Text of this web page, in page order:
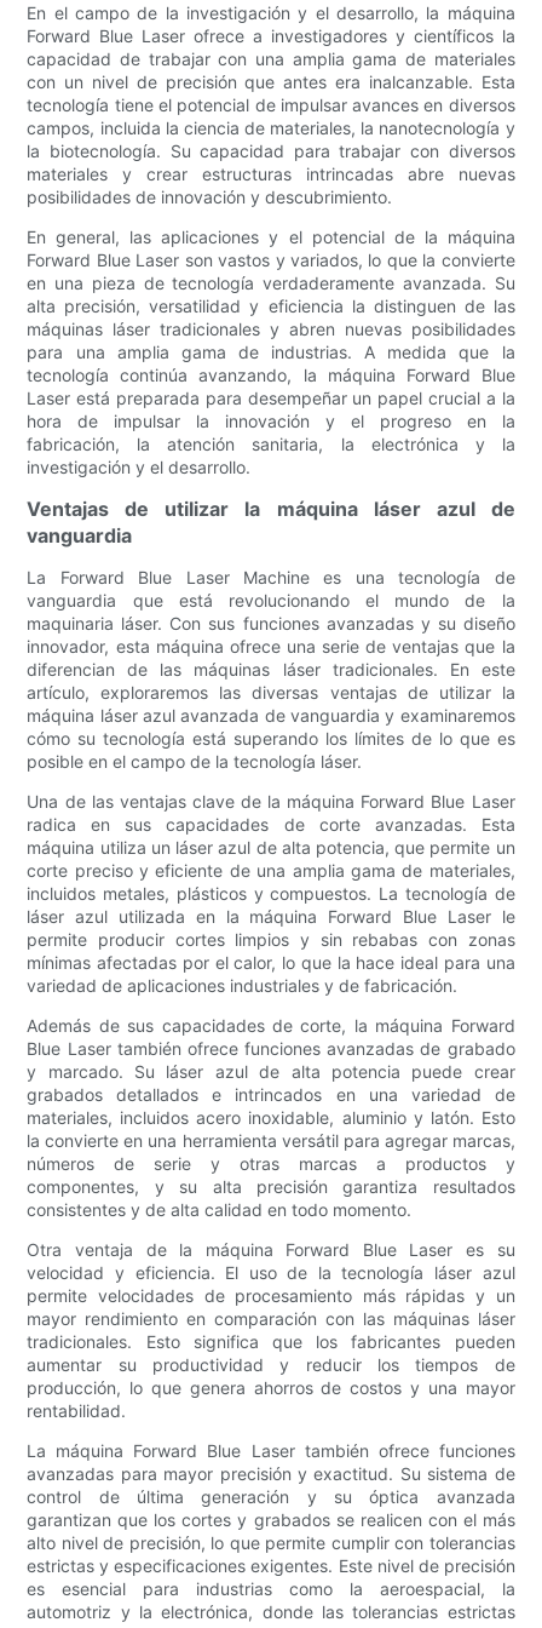
En el campo de la investigación y el desarrollo, la máquina
Forward Blue Laser ofrece a investigadores y científicos la
capacidad de trabajar con una amplia gama de materiales
con un nivel de precisión que antes era inalcanzable. Esta
tecnología tiene el potencial de impulsar avances en diversos
campos, incluida la ciencia de materiales, la nanotecnología y
la biotecnología. Su capacidad para trabajar con diversos
materiales y crear estructuras intrincadas abre nuevas
posibilidades de innovación y descubrimiento.
En general, las aplicaciones y el potencial de la máquina
Forward Blue Laser son vastos y variados, lo que la convierte
en una pieza de tecnología verdaderamente avanzada. Su
alta precisión, versatilidad y eficiencia la distinguen de las
máquinas láser tradicionales y abren nuevas posibilidades
para una amplia gama de industrias. A medida que la
tecnología continúa avanzando, la máquina Forward Blue
Laser está preparada para desempeñar un papel crucial a la
hora de impulsar la innovación y el progreso en la
fabricación, la atención sanitaria, la electrónica y la
investigación y el desarrollo.
Ventajas de utilizar la máquina láser azul de
vanguardia
La Forward Blue Laser Machine es una tecnología de
vanguardia que está revolucionando el mundo de la
maquinaria láser. Con sus funciones avanzadas y su diseño
innovador, esta máquina ofrece una serie de ventajas que la
diferencian de las máquinas láser tradicionales. En este
artículo, exploraremos las diversas ventajas de utilizar la
máquina láser azul avanzada de vanguardia y examinaremos
cómo su tecnología está superando los límites de lo que es
posible en el campo de la tecnología láser.
Una de las ventajas clave de la máquina Forward Blue Laser
radica en sus capacidades de corte avanzadas. Esta
máquina utiliza un láser azul de alta potencia, que permite un
corte preciso y eficiente de una amplia gama de materiales,
incluidos metales, plásticos y compuestos. La tecnología de
láser azul utilizada en la máquina Forward Blue Laser le
permite producir cortes limpios y sin rebabas con zonas
mínimas afectadas por el calor, lo que la hace ideal para una
variedad de aplicaciones industriales y de fabricación.
Además de sus capacidades de corte, la máquina Forward
Blue Laser también ofrece funciones avanzadas de grabado
y marcado. Su láser azul de alta potencia puede crear
grabados detallados e intrincados en una variedad de
materiales, incluidos acero inoxidable, aluminio y latón. Esto
la convierte en una herramienta versátil para agregar marcas,
números de serie y otras marcas a productos y
componentes, y su alta precisión garantiza resultados
consistentes y de alta calidad en todo momento.
Otra ventaja de la máquina Forward Blue Laser es su
velocidad y eficiencia. El uso de la tecnología láser azul
permite velocidades de procesamiento más rápidas y un
mayor rendimiento en comparación con las máquinas láser
tradicionales. Esto significa que los fabricantes pueden
aumentar su productividad y reducir los tiempos de
producción, lo que genera ahorros de costos y una mayor
rentabilidad.
La máquina Forward Blue Laser también ofrece funciones
avanzadas para mayor precisión y exactitud. Su sistema de
control de última generación y su óptica avanzada
garantizan que los cortes y grabados se realicen con el más
alto nivel de precisión, lo que permite cumplir con tolerancias
estrictas y especificaciones exigentes. Este nivel de precisión
es esencial para industrias como la aeroespacial, la
automotriz y la electrónica, donde las tolerancias estrictas